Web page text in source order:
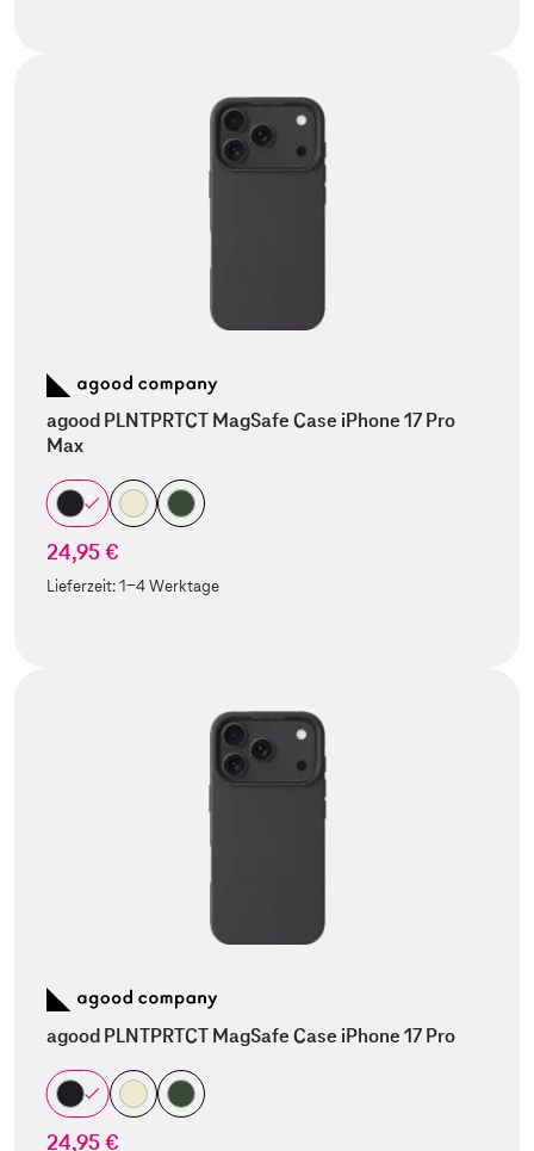
agood PLNTPRTCT MagSafe Case iPhone 17 Pro
Max
24,95 €
Lieferzeit:1-4 Werktage
agood PLNTPRTCT MagSafe Case iPhone 17 Pro
24,95 €